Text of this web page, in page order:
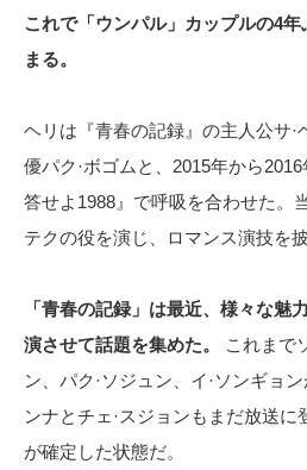
これで「ウンパル」カップルの4
まる。
ヘリは『青春の記録』の主人公サ·
優パク·ボゴムと、2015年から
答せよ1988』で呼吸を合わせた。
テクの役を演じ、ロマンス演技を披
「青春の記録」は最近、様々な魅
演させて話題を集めた。
これまで
ン、パク·ソジュン、イ·ソンギョ
ンナとチェ·スジョンもまだ放送
が確定した状態だ。